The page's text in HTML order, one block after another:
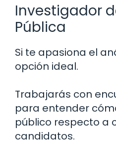
Investigador
Pública
Si te apasiona el
opción ideal.
Trabajarás con
para entender
público respecto a
candidatos.